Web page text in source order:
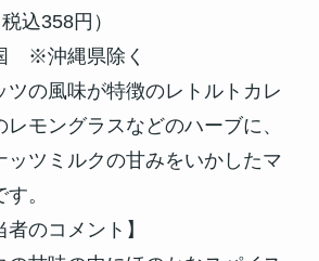
込358円）
※沖縄県除く
ツの風味が特徴のレトルトカレ
モングラスなどのハーブに、
ッツミルクの甘みをいかしたマ
。
者のコメント】